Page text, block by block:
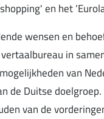
en het
wensen en
in
van
de Duitse doelgroep.
van de